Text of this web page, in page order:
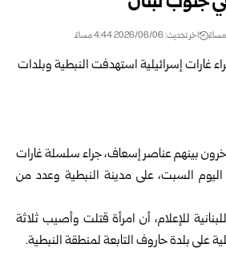
اخر تحديث: 2026/06/06 4:44 مساءً
بينهم عناصر إسعاف، جراء سلسلة غارات
اليوم السبت، على مدينة النبطية وعدد من
للإعلام، أن امرأة قتلت وأصيب ثلاثة
على بلدة حاروف التابعة لمنطقة النبطية.